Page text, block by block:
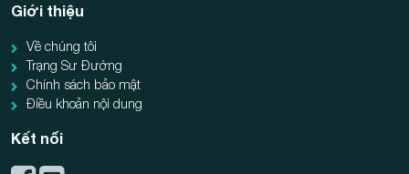
Giới thiệu
Về chúng tôi
Trạng Sư Đường
Chính sách bảo mật
Điều khoản nội dung
Kết nối